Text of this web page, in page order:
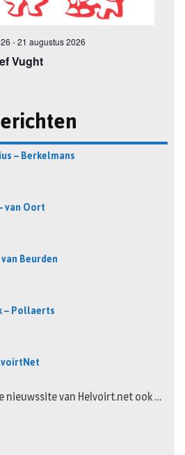
– Berkelmans
van Oort
Beurden
– Pollaerts
nieuwssite van Helvoirt.net ook …